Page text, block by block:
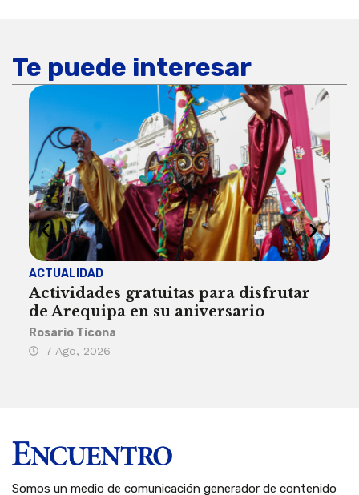
Te puede interesar
ACTUALIDAD
Actividades gratuitas para disfrutar
de Arequipa en su aniversario
Rosario Ticona
7 Ago, 2026
Somos un medio de comunicación generador de contenido